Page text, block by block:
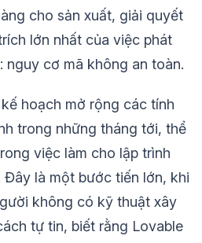
cho sản xuất, giải quyết
lớn nhất của việc phát
nguy cơ mã không an toàn.
hoạch mở rộng các tính
trong những tháng tới, thể
việc làm cho lập trình
Đây là một bước tiến lớn, khi
không có kỹ thuật xây
tự tin, biết rằng Lovable